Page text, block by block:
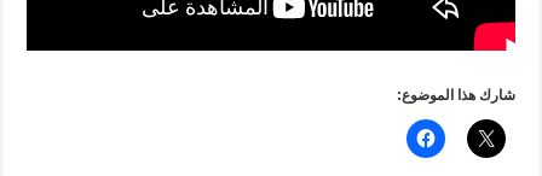
شارك هذا الموضوع: